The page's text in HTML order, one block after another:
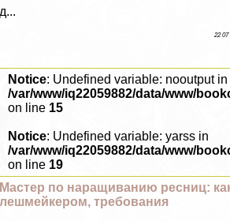
д...
22 07
Notice: Undefined variable: nooutput in
/var/www/iq22059882/data/www/
on line 15
Notice: Undefined variable: yarss in
/var/www/iq22059882/data/www/
on line 19
Мастер по наращиванию ресниц:
лешмейкером, требования